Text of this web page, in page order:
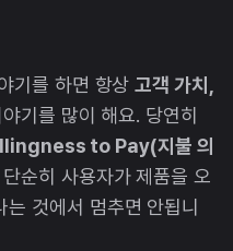
기를 하면 항상고객 가치,
기를 많이 해요. 당연히
to Pay(지불 의
순히 사용자가 제품을 오
것에서 멈추면 안됩니